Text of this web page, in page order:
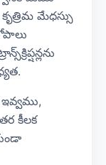
మేధస్సు
కీలక